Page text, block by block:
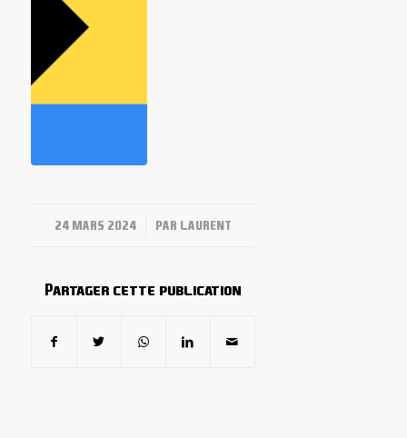
24 MARS 2024
/ PAR LAURENT
Partager cette publication